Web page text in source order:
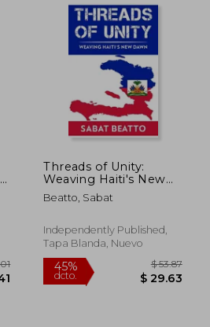
$ 388.39
$ 233.03
40%
dcto.
Threads of Unity:
Weaving Haiti's New
Dawn (en Inglés)
Beatto, Sabat
Independently Published,
Tapa Blanda, Nuevo